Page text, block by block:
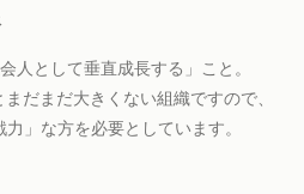
人として垂直成長する」こと。
だまだ大きくない組織ですので、
」な方を必要としています。